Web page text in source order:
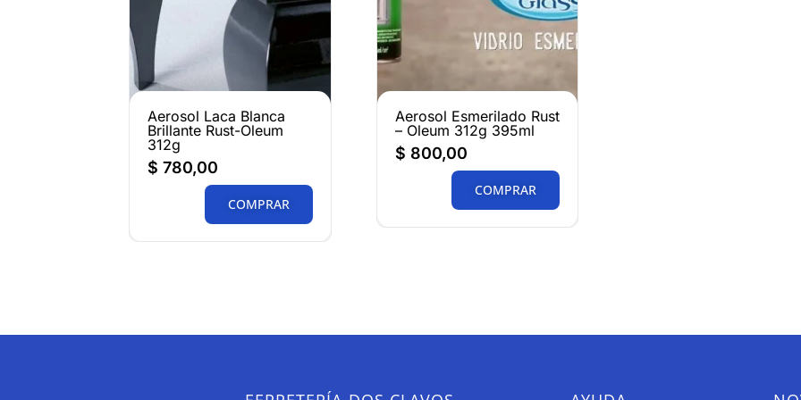
Aerosol Laca Blanca
Brillante Rust-Oleum
312g
$ 780,00
COMPRAR
Aerosol Esmerilado Rust
– Oleum 312g 395ml
$ 800,00
COMPRAR